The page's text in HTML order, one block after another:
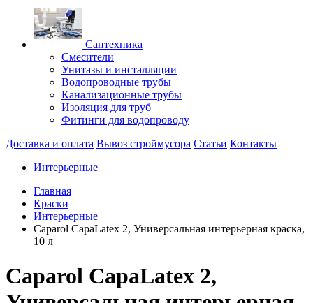
Сантехника
Смесители
Унитазы и инсталляции
Водопроводные трубы
Канализационные трубы
Изоляция для труб
Фитинги для водопроводу
Доставка и оплата Вывоз строймусора Статьи Контакты
Интерьерные
Главная
Краски
Интерьерные
Caparol CapaLatex 2, Универсальная интерьерная краска,
10 л
Caparol CapaLatex 2,